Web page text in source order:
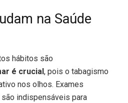
na Saúde
hábitos são
é crucial , pois o tabagismo
nos olhos. Exames
indispensáveis para